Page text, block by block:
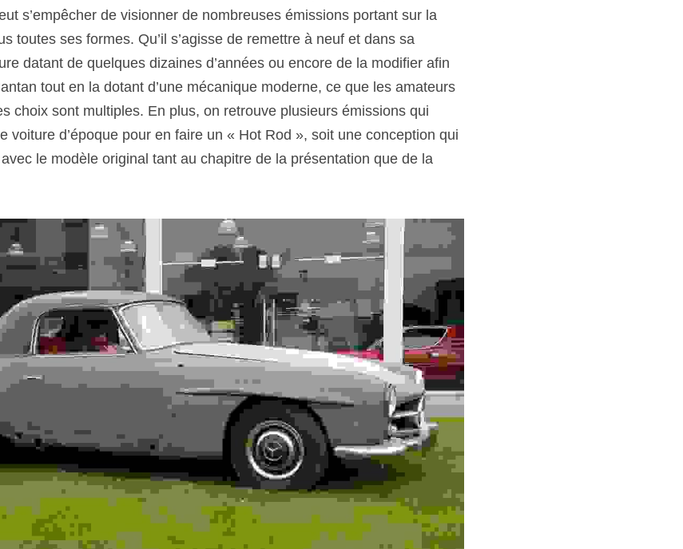
s’empêcher de visionner de nombreuses émissions portant sur la
toutes ses formes. Qu’il s’agisse de remettre à neuf et dans sa
datant de quelques dizaines d’années ou encore de la modifier afin
tout en la dotant d’une mécanique moderne, ce que les amateurs
choix sont multiples. En plus, on retrouve plusieurs émissions qui
voiture d’époque pour en faire un « Hot Rod », soit une conception qui
le modèle original tant au chapitre de la présentation que de la